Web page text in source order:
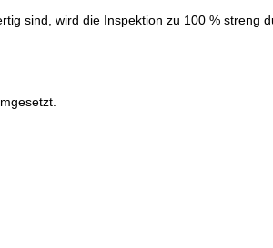
sind, wird die Inspektion zu 100 % streng